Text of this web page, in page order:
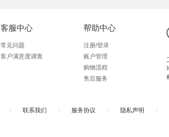
客服中心
常见问题
客户满意度调查
帮助中心
注册/登录
账户管理
购物流程
售后服务
联系我们 服务协议 隐私声明